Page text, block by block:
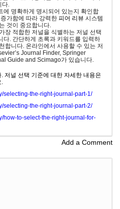
다.
에 명확하게 명시되어 있는지 확인합
가함에 따라 강력한 피어 리뷰 시스템
것이 중요합니다.
장 적합한 저널을 식별하는 저널 선택
다. 간단하게 초록과 키워드를 입력하
합니다. 온라인에서 사용할 수 있는 저
Journal Finder, Springer
Guide and Scimago가 있습니다.
저널 선택 기준에 대한 자세한 내용은
.
selecting-the-right-journal-part-1/
selecting-the-right-journal-part-2/
how-to-select-the-right-journal-for-
Add a Comment